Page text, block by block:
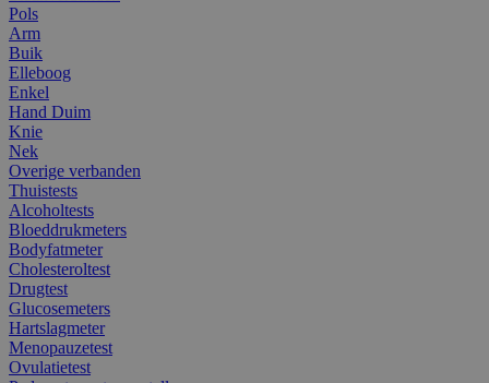
Pols
Arm
Buik
Elleboog
Enkel
Hand Duim
Knie
Nek
Overige verbanden
Thuistests
Alcoholtests
Bloeddrukmeters
Bodyfatmeter
Cholesteroltest
Drugtest
Glucosemeters
Hartslagmeter
Menopauzetest
Ovulatietest